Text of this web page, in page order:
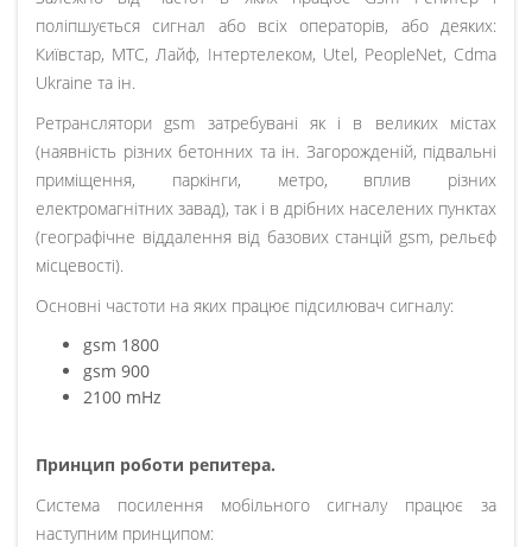
поліпшується сигнал або всіх операторів, або деяких:
Київстар, МТС, Лайф, Інтертелеком, Utel, PeopleNet, Cdma
Ukraine та ін.
Ретранслятори gsm затребувані як і в великих містах
(наявність різних бетонних та ін. Загорожденій, підвальні
приміщення, паркінги, метро, ​​вплив різних
електромагнітних завад), так і в дрібних населених пунктах
(географічне віддалення від базових станцій gsm, рельєф
місцевості).
Основні частоти на яких працює підсилювач сигналу:
gsm 1800
gsm 900
2100 mHz
Принцип роботи репитера.
Система посилення мобільного сигналу працює за
наступним принципом: